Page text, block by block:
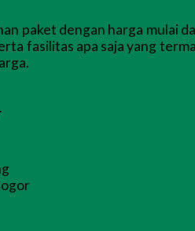
paket dengan harga mulai
fasilitas apa saja yang